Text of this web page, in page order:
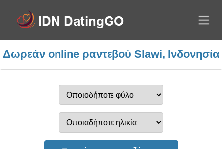
Δωρεάν online ραντεβού Slawi, Ινδονησία